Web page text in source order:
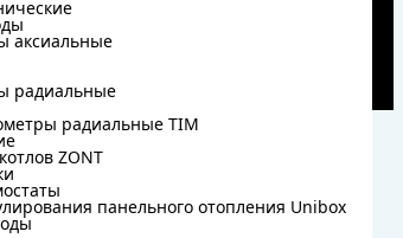
аксиальные
радиальные
радиальные TIM
ZONT
панельного отопления Unibox
аксиальные
радиальные
радиальные TIM
ZONT
панельного отопления Unibox